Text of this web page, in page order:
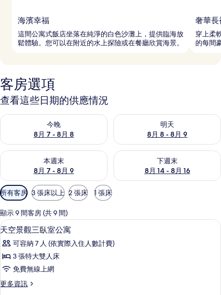
海濱幸福
這間公寓式飯店坐落在純淨的白色沙灘上，提供臨海放
鬆體驗。您可以在附近的水上探險或在餐廳欣賞海景。
奢華長
穿上柔
的每間
客房選項
查看這些日期的供應情況
今晚
8月 7 - 8月 8
查看今晚 (8月 7 - 8月 8) 的供應情況
明天
8月 8 - 8月 9
查看明天 (8月 8 - 8月 9) 的供
本週末
8月 7 - 8月 9
查看本週末 (8月 7 - 8月 9) 的供應情況
下週末
8月 14 - 8月 16
查看下週末 (8月 14 - 8月 16)
可
用
的
客
房
篩
選
條
所有客房 3 張床以上 2 張床 1 張床
顯示 9 間客房 (共 9 間)
顯
示
天
空
景
觀
2
天空景觀三臥室公寓
可容納 7 人 (依實際入住人數計費)
3 張特大雙人床
免費無線上網
更多資訊
更